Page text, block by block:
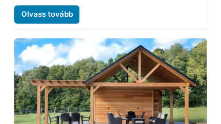
Olvass tovább